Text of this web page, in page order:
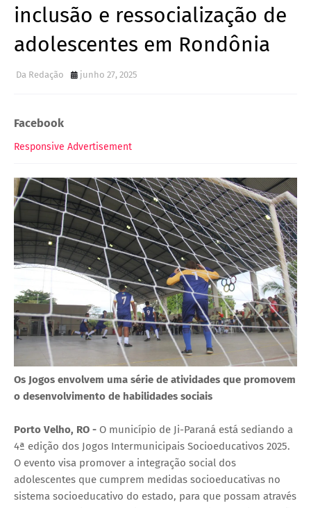
inclusão e ressocialização de
adolescentes em Rondônia
Da Redação junho 27, 2025
Facebook
Responsive Advertisement
Os Jogos envolvem uma série de atividades que promovem
o desenvolvimento de habilidades sociais
Porto Velho, RO - O município de Ji-Paraná está sediando a
4ª edição dos Jogos Intermunicipais Socioeducativos 2025.
O evento visa promover a integração social dos
adolescentes que cumprem medidas socioeducativas no
sistema socioeducativo do estado, para que possam através